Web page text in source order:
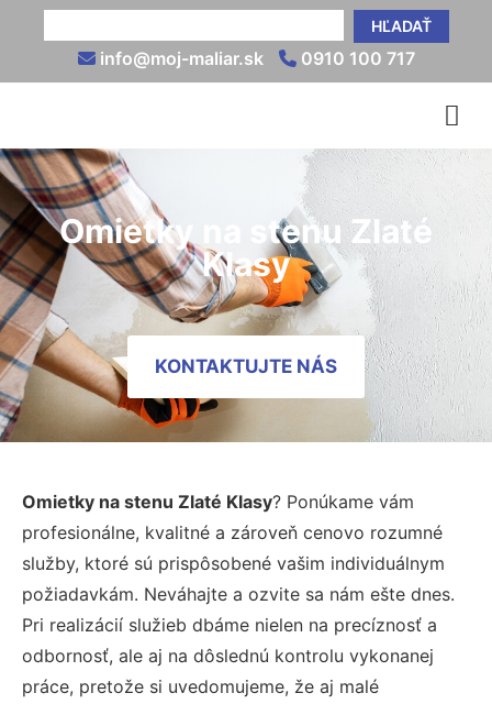
HĽADAŤ
info@moj-maliar.sk 0910 100 717
Omietky na stenu Zlaté
Klasy
KONTAKTUJTE NÁS
Omietky na stenu Zlaté Klasy? Ponúkame vám
profesionálne, kvalitné a zároveň cenovo rozumné
služby, ktoré sú prispôsobené vašim individuálnym
požiadavkám. Neváhajte a ozvite sa nám ešte dnes.
Pri realizácií služieb dbáme nielen na precíznosť a
odbornosť, ale aj na dôslednú kontrolu vykonanej
práce, pretože si uvedomujeme, že aj malé